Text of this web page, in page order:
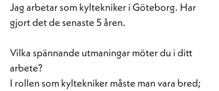
Jag arbetar som kyltekniker i Göteborg. Har
gjort det de senaste 5 åren.
Vilka spännande utmaningar möter du i ditt
arbete?
I rollen som kyltekniker måste man vara bred;